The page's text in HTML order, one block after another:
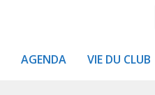
AGENDA VIE DU CLUB